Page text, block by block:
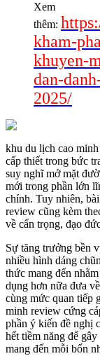
Xem
thêm:
kham-
khuyen-
dan-
2025/
khu du lịch cao
cấp thiết trong bức
suy nghĩ mở mặt
mới trong phần lớn
chính. Tuy nhiên,
review cũng kèm
về cẩn trọng, đạo
Sự tăng trưởng bền
nhiều hình dáng
thức mang đến
dụng hơn nữa đưa
cùng mức quan tiếp
minh review cứng
phần ý kiến đề nghị
hết tiềm năng để
mang đến mỗi bốn